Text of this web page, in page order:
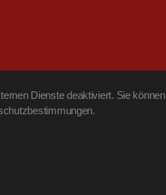
Dienste deaktiviert. Sie können